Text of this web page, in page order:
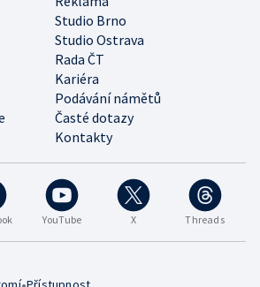
YouTube X Threads
Studio Brno
Studio Ostrava
Rada ČT
Kariéra
Podávání námětů
Časté dotazy
Kontakty